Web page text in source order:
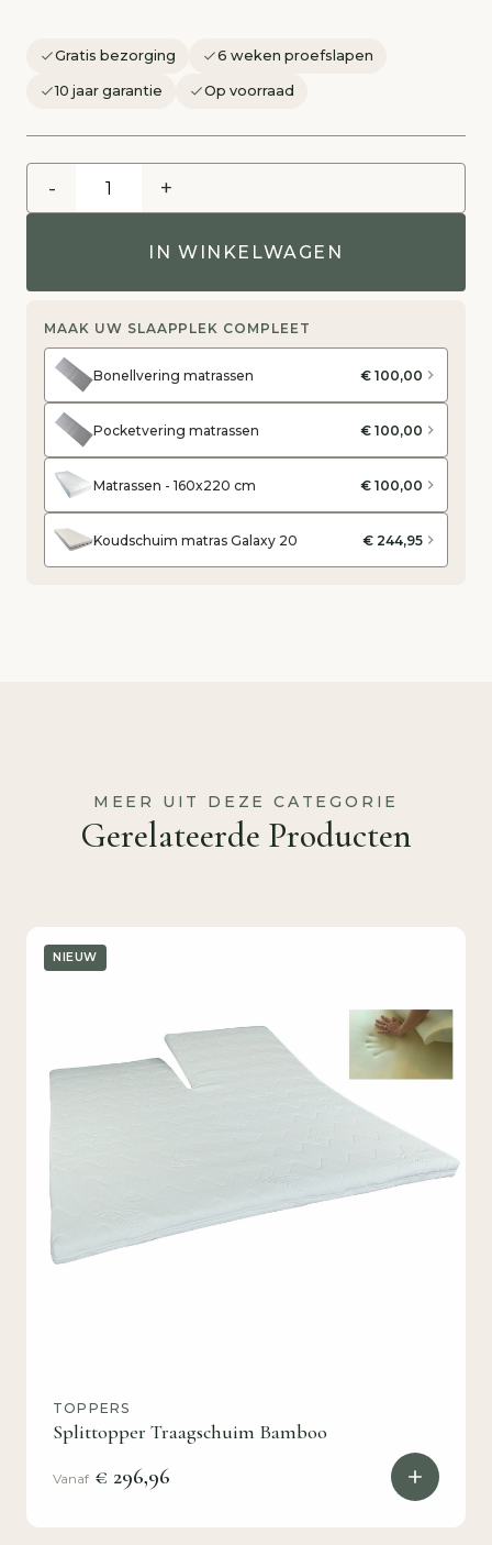
Gratis bezorging 6 weken proefslapen
10 jaar garantie Op voorraad
- +
IN WINKELWAGEN
MAAK UW SLAAPPLEK COMPLEET
Bonellvering matrassen € 100,00
Pocketvering matrassen € 100,00
Matrassen - 160x220 cm € 100,00
Koudschuim matras Galaxy 20 € 244,95
MEER UIT DEZE CATEGORIE
Gerelateerde Producten
NIEUW
TOPPERS
Splittopper Traagschuim Bamboo
Vanaf € 296,96